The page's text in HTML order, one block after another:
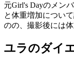
元Girl's Dayのメン
と体重増加につい
のの、撮影後には
ユラのダイ